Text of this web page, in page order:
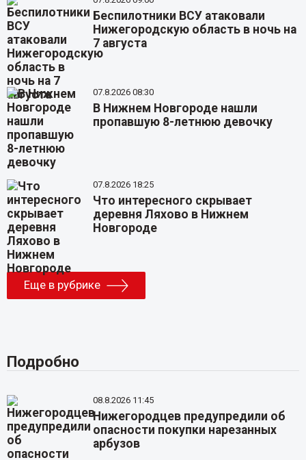
Беспилотники ВСУ атаковали
Нижегородскую область в ночь на
7 августа
07.8.2026 08:30
В Нижнем Новгороде нашли
пропавшую 8-летнюю девочку
07.8.2026 18:25
Что интересного скрывает
деревня Ляхово в Нижнем
Новгороде
Еще в рубрике
Подробно
08.8.2026 11:45
Нижегородцев предупредили об
опасности покупки нарезанных
арбузов